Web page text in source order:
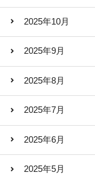
2025年10月
2025年9月
2025年8月
2025年7月
2025年6月
2025年5月